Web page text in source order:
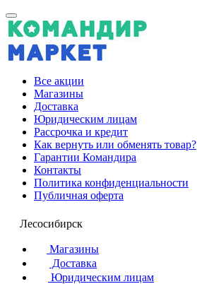
Все акции
Магазины
Доставка
Юридическим лицам
Рассрочка и кредит
Как вернуть или обменять товар?
Гарантии Командира
Контакты
Политика конфиденциальности
Публичная оферта
Лесосибирск
Магазины
Доставка
Юридическим лицам